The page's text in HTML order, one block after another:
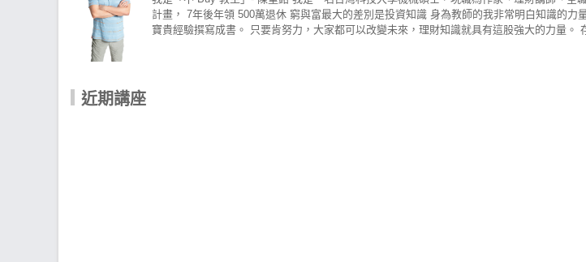
計畫， 7年後年領 500萬退休 窮與富最大的差別是投資知識 身為教師的我非常明白知識的
寶貴經驗撰寫成書。 只要肯努力，大家都可以改變未來，理財知識就具有這股強大的力量
家每天都只要看到股價的漲跌，就開始計算自己賺了多少、賠了多少， 心情跟著股價起伏
手中的持股成本會逐年降低，而成本越低， 手中持股就相對越安全，只要繼續灌溉其他有
近期講座